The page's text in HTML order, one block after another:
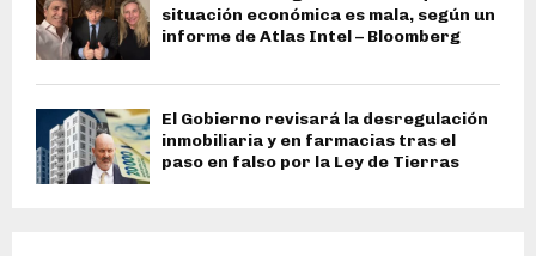
situación económica es mala, según un
informe de Atlas Intel – Bloomberg
El Gobierno revisará la desregulación
inmobiliaria y en farmacias tras el
paso en falso por la Ley de Tierras